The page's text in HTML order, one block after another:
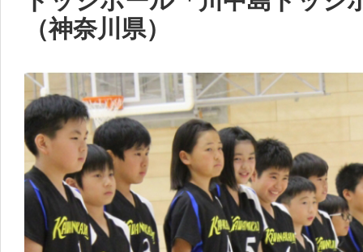
（神奈川県）